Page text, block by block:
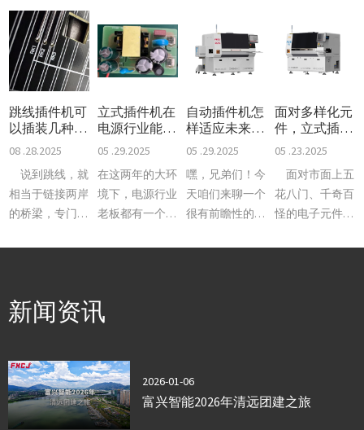
跳线插件机可
以插装几种
线？
08 .28.2025
说到跳线，就
相当于链接两岸
的桥梁，专门负
不同的点连起
儿都得靠它。不
求也不一样。有
的精密
立式插件机在
电源行业能发
挥多大效能？
05 .29.2025
在这两年的大环
境下，电源行业
老板都有一个需
生产成本。而人
降低人工成本这
啥要聊它呢？因
为它一
自动插件机怎
样适应未来电
子制造的发展
趋势？
05 .29.2025
嘿，兄弟们！今
天咱们来聊一个
很有前瞻性的大
机这玩意儿，以
别说，
面对多样化元
件，立式插件
机如何灵活应
对？
05 .23.2025
面对市面上五
花八门、千奇百
怪的电子元件，
是怎么“见招拆
新闻资讯
2026-01-06
富兴智能2026年清远团建之旅